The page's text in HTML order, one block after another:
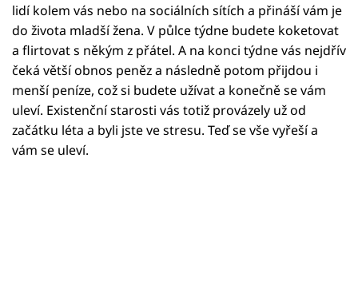
Sledujte prima+
Filmový festival Karlovy Vary
Pořady
Mámy sobě
lidí kolem vás nebo na sociálních sítích a přináší vám je
do života mladší žena. V půlce týdne budete koketovat
a flirtovat s někým z přátel. A na konci týdne vás nejdřív
čeká větší obnos peněz a následně potom přijdou i
menší peníze, což si budete užívat a konečně se vám
uleví. Existenční starosti vás totiž provázely už od
začátku léta a byli jste ve stresu. Teď se vše vyřeší a
vám se uleví.